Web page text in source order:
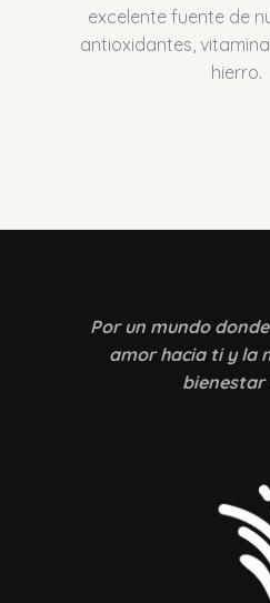
excelente fuente de
antioxidantes,
hierro.
Por un mundo donde
amor hacia ti y la
bienestar